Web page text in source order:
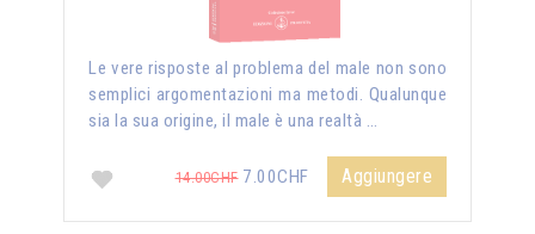
Le vere risposte al problema del male non sono
semplici argomentazioni ma metodi. Qualunque
sia la sua origine, il male è una realtà …
14.00CHF7.00CHF Aggiungere